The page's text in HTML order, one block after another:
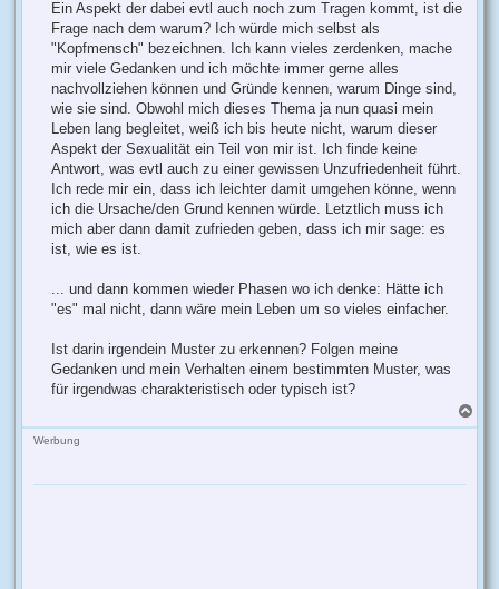
Ein Aspekt der dabei evtl auch noch zum Tragen kommt, ist die
Frage nach dem warum? Ich würde mich selbst als
"Kopfmensch" bezeichnen. Ich kann vieles zerdenken, mache
mir viele Gedanken und ich möchte immer gerne alles
nachvollziehen können und Gründe kennen, warum Dinge sind,
wie sie sind. Obwohl mich dieses Thema ja nun quasi mein
Leben lang begleitet, weiß ich bis heute nicht, warum dieser
Aspekt der Sexualität ein Teil von mir ist. Ich finde keine
Antwort, was evtl auch zu einer gewissen Unzufriedenheit führt.
Ich rede mir ein, dass ich leichter damit umgehen könne, wenn
ich die Ursache/den Grund kennen würde. Letztlich muss ich
mich aber dann damit zufrieden geben, dass ich mir sage: es
ist, wie es ist.
... und dann kommen wieder Phasen wo ich denke: Hätte ich
"es" mal nicht, dann wäre mein Leben um so vieles einfacher.
Ist darin irgendein Muster zu erkennen? Folgen meine
Gedanken und mein Verhalten einem bestimmten Muster, was
für irgendwas charakteristisch oder typisch ist?
a
Werbung